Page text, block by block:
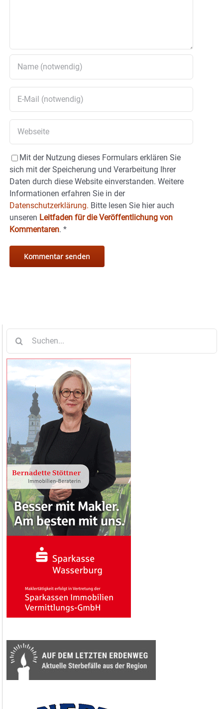
Mit der Nutzung dieses Formulars erklären Sie
sich mit der Speicherung und Verarbeitung Ihrer
Daten durch diese Website einverstanden. Weitere
Informationen erfahren Sie in der
Datenschutzerklärung. Bitte lesen Sie hier auch
unseren Leitfaden für die Veröffentlichung von
Kommentaren. *
nach: